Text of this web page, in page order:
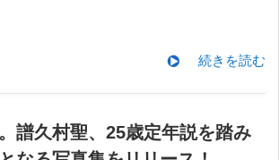
続きを読む
譜久村聖、25歳定年説を踏み